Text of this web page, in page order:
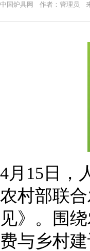
中国炉具网 作者：管理员
4月15日，
农村部联
见》。围
费与乡村